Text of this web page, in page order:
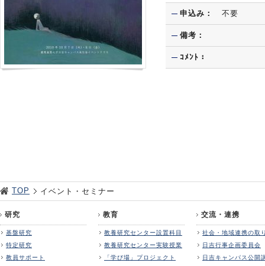
申込み： 不要
備考：
ｺﾒﾝﾄ：
TOP イベント・セミナー
研究
基盤研究
特定研究
教員サポート
教育
教養研究センター設置科目
教養研究センター実験授業
「学び場」プロジェクト
交流・連携
社会・地域連携の取
日吉行事企画委員会
日吉キャンパス公開